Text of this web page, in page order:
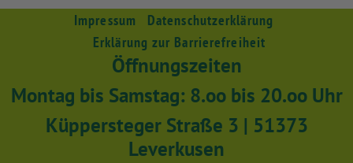
Impressum
Datenschutzerklärung
Erklärung zur Barrierefreiheit
Öffnungszeiten
Montag bis Samstag: 8.oo bis 20.oo Uhr
Küppersteger Straße 3 | 51373
Leverkusen